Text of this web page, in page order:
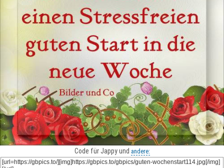
Code für Jappy und andere: